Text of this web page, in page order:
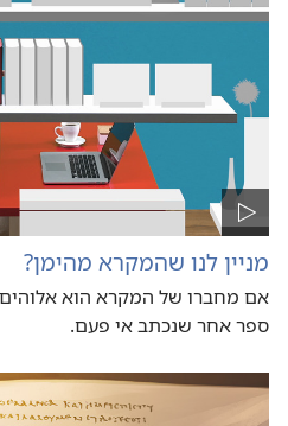
מניין לנו שהמקרא מהימן?‏
אם מחברו של המקרא הוא
ספר אחר שנכתב אי פעם.‏